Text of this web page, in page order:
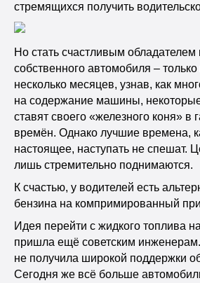
стремящихся получить
Но стать счастливым обладателем
собственного автомобиля –
несколько месяцев, узнав, как
на содержание машины,
ставят своего «железного коня» в
времён. Однако лучшие времена,
настоящее, наступать не спешат.
лишь стремительно поднимаются.
К счастью, у водителей есть
бензина на компримированный
Идея перейти с жидкого топлива
пришла ещё советским инженерам.
не получила широкой поддержки
Сегодня же всё больше